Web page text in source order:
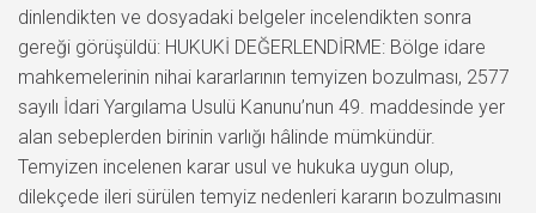
dinlendikten ve dosyadaki belgeler incelendikten sonra
gereği görüşüldü: HUKUKİ DEĞERLENDİRME: Bölge idare
mahkemelerinin nihai kararlarının temyizen bozulması, 2577
sayılı İdari Yargılama Usulü Kanunu’nun 49. maddesinde yer
alan sebeplerden birinin varlığı hâlinde mümkündür.
Temyizen incelenen karar usul ve hukuka uygun olup,
dilekçede ileri sürülen temyiz nedenleri kararın bozulmasını